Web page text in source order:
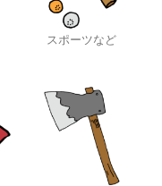
スポーツなど